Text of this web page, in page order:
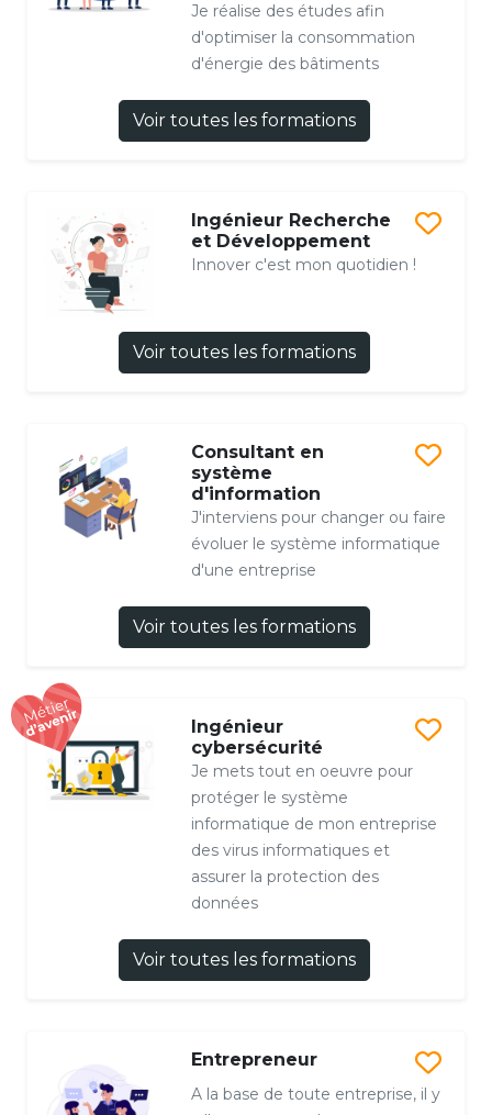
Je réalise des études afin
d'optimiser la consommation
d'énergie des bâtiments
Voir toutes les formations
Ingénieur Recherche
et Développement
Innover c'est mon quotidien !
Voir toutes les formations
Consultant en
système
d'information
J'interviens pour changer ou faire
évoluer le système informatique
d'une entreprise
Voir toutes les formations
Ingénieur
cybersécurité
Je mets tout en oeuvre pour
protéger le système
informatique de mon entreprise
des virus informatiques et
assurer la protection des
données
Voir toutes les formations
Entrepreneur
A la base de toute entreprise, il y